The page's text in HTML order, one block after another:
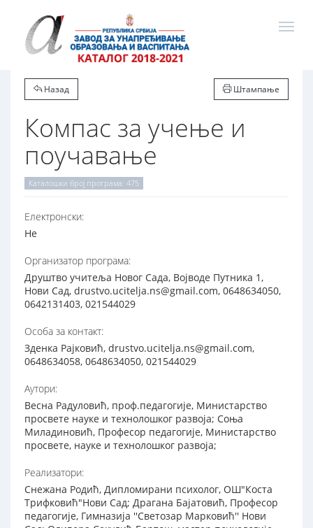
Назад Штампање
Компас за учење и
поучавање
Каталошки број програма: 475
Електронски:
Не
Организатор програма:
Друштво учитеља Новог Сада, Војводе Путника 1,
Нови Сад, drustvo.ucitelja.ns@gmail.com, 0648634050,
0642131403, 021544029
Особа за контакт:
Зденка Рајковић, drustvo.ucitelja.ns@gmail.com,
0648634058, 0648634050, 021544029
Аутори:
Весна Радуловић, проф.педагогије, Министарство
просвете науке и технолошког развоја; Соња
Миладиновић, Професор педагогије, Министарство
просвете, науке и технолошког развоја;
Реализатори:
Снежана Родић, Дипломирани психолог, ОШ"Коста
Трифковић"Нови Сад; Драгана Бајатовић, Професор
педагогије, Гимназија ''Светозар Марковић'' Нови